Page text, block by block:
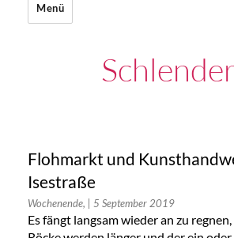
Menü
Flohmarkt und
Isestraße
Wochenende, | 5 September 2019
Es fängt langsam wieder an zu